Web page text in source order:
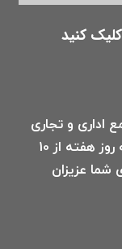
اداری و تجاری
سرزمین آفتاب طبقه 2 واحد 206 .همه روز هفته از 10
شما عزیزان
کنید